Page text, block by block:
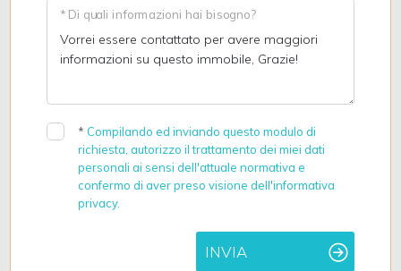
* Di quali informazioni hai bisogno?
* Compilando ed inviando questo modulo di
richiesta, autorizzo il trattamento dei miei dati
personali ai sensi dell'attuale normativa e
confermo di aver preso visione dell'informativa
privacy.
INVIA